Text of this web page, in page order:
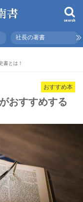
search
社長の著書
書とは！
おすすめ本
おすすめする